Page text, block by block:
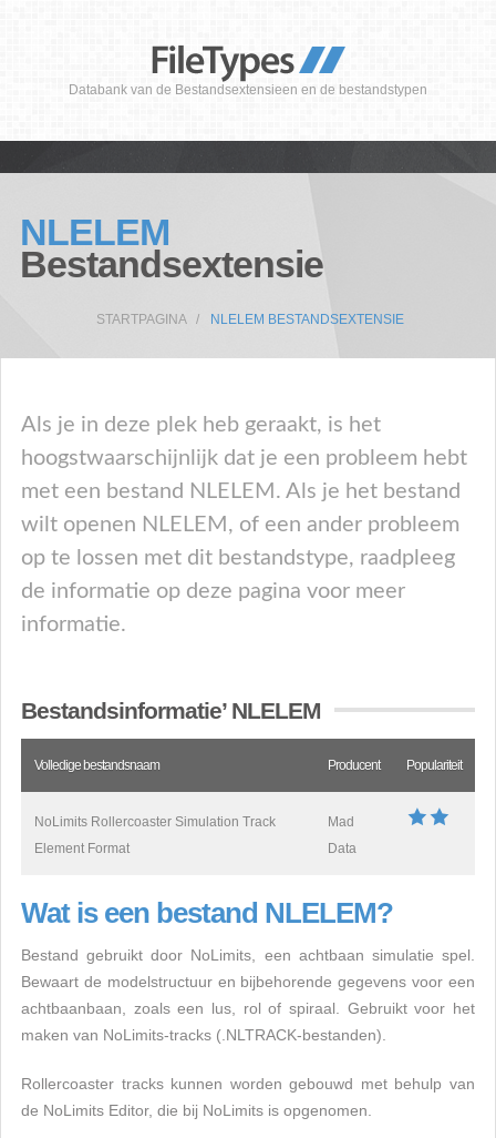
Databank van de Bestandsextensieen en de bestandstypen
NLELEM
Bestandsextensie
STARTPAGINA NLELEM BESTANDSEXTENSIE
Als je in deze plek heb geraakt, is het
hoogstwaarschijnlijk dat je een probleem hebt
met een bestand NLELEM. Als je het bestand
wilt openen NLELEM, of een ander probleem
op te lossen met dit bestandstype, raadpleeg
de informatie op deze pagina voor meer
informatie.
Bestandsinformatie’ NLELEM
Volledige bestandsnaam Producent Populariteit
NoLimits Rollercoaster Simulation Track
Element Format
Mad
Data
Wat is een bestand NLELEM?
Bestand gebruikt door NoLimits, een achtbaan simulatie spel.
Bewaart de modelstructuur en bijbehorende gegevens voor een
achtbaanbaan, zoals een lus, rol of spiraal. Gebruikt voor het
maken van NoLimits-tracks (.NLTRACK-bestanden).
Rollercoaster tracks kunnen worden gebouwd met behulp van
de NoLimits Editor, die bij NoLimits is opgenomen.